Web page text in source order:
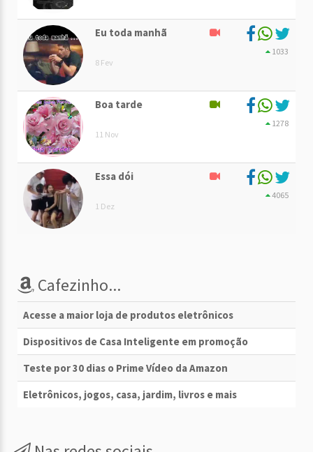
Eu toda manhã
8 Fev
1033
Boa tarde
11 Nov
1278
Essa dói
1 Dez
4065
Cafezinho...
Acesse a maior loja de produtos eletrônicos
Dispositivos de Casa Inteligente em promoção
Teste por 30 dias o Prime Vídeo da Amazon
Eletrônicos, jogos, casa, jardim, livros e mais